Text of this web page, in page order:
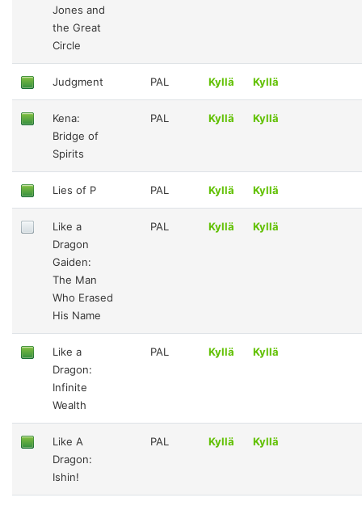
Jones and
the Great
Circle
Judgment PAL Kyllä Kyllä
Kena:
Bridge of
Spirits
PAL Kyllä Kyllä
Lies of P PAL Kyllä Kyllä
Like a
Dragon
Gaiden:
The Man
Who Erased
His Name
PAL Kyllä Kyllä
Like a
Dragon:
Infinite
Wealth
PAL Kyllä Kyllä
Like A
Dragon:
Ishin!
PAL Kyllä Kyllä